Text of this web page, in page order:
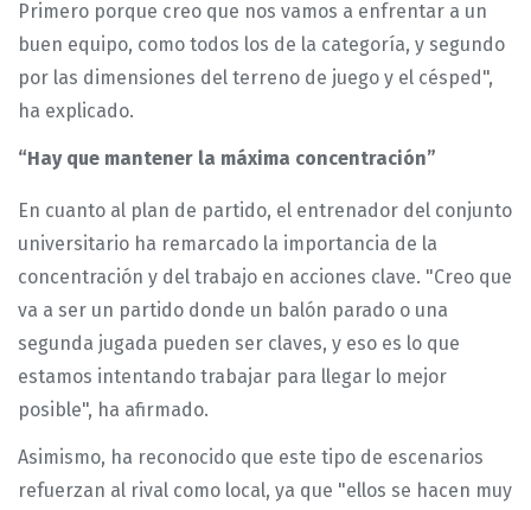
Primero porque creo que nos vamos a enfrentar a un
buen equipo, como todos los de la categoría, y segundo
por las dimensiones del terreno de juego y el césped",
ha explicado.
“Hay que mantener la máxima concentración”
En cuanto al plan de partido, el entrenador del conjunto
universitario ha remarcado la importancia de la
concentración y del trabajo en acciones clave. "Creo que
va a ser un partido donde un balón parado o una
segunda jugada pueden ser claves, y eso es lo que
estamos intentando trabajar para llegar lo mejor
posible", ha afirmado.
Asimismo, ha reconocido que este tipo de escenarios
refuerzan al rival como local, ya que "ellos se hacen muy